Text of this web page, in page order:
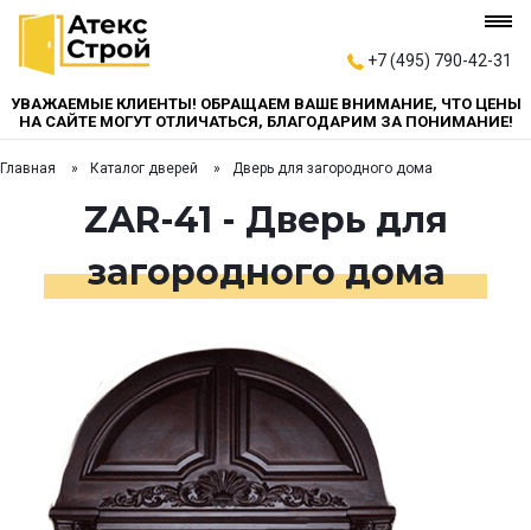
+7 (495) 790-42-31
УВАЖАЕМЫЕ КЛИЕНТЫ! ОБРАЩАЕМ ВАШЕ ВНИМАНИЕ, ЧТО ЦЕНЫ
НА САЙТЕ МОГУТ ОТЛИЧАТЬСЯ, БЛАГОДАРИМ ЗА ПОНИМАНИЕ!
Главная Каталог дверей Дверь для загородного дома
ZAR-41 - Дверь для
загородного дома